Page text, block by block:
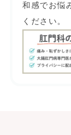
和感でお悩
ください。